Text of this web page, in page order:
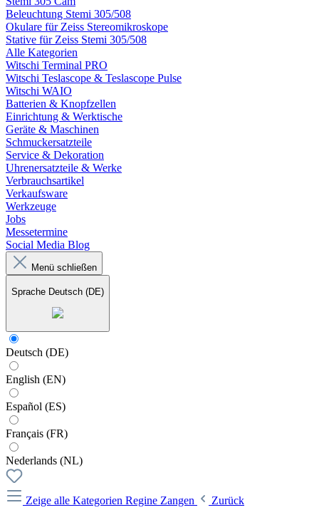
Beleuchtung Stemi 305/508
Okulare für Zeiss Stereomikroskope
Stative für Zeiss Stemi 305/508
Alle Kategorien
Witschi Terminal PRO
Witschi Teslascope & Teslascope Pulse
Witschi WAIO
Batterien & Knopfzellen
Einrichtung & Werktische
Geräte & Maschinen
Schmuckersatzteile
Service & Dekoration
Uhrenersatzteile & Werke
Verbrauchsartikel
Verkaufsware
Werkzeuge
Jobs
Messetermine
Social Media Blog
Menü schließen
Sprache Deutsch (DE)
Deutsch (DE)
English (EN)
Español (ES)
Français (FR)
Nederlands (NL)
Zeige alle Kategorien Regine Zangen
Zurück